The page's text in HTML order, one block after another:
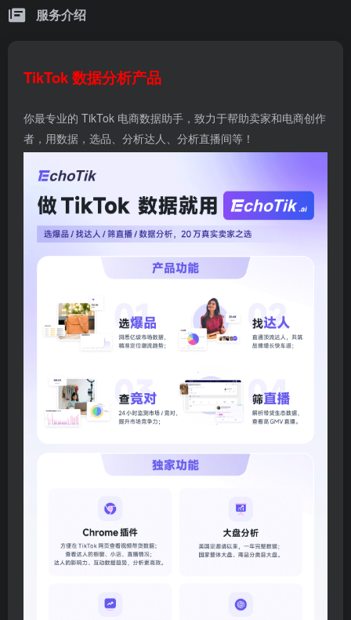
服务介绍
TikTok 数据分析产品
你最专业的 TikTok 电商数据助手，致力于帮助卖家和电商创作
者，用数据，选品、分析达人、分析直播间等！